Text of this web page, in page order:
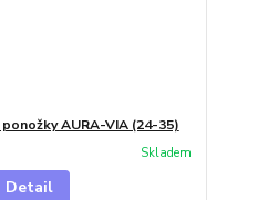
AURA-VIA (24-35)
Skladem
Detail